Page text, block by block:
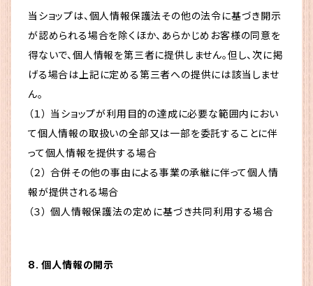
当ショップは、個人情報保護法その他の法令に基づき開示
が認められる場合を除くほか、あらかじめお客様の同意を
得ないで、個人情報を第三者に提供しません。但し、次に掲
げる場合は上記に定める第三者への提供には該当しませ
ん。
（１） 当ショップが利用目的の達成に必要な範囲内におい
て個人情報の取扱いの全部又は一部を委託することに伴
って個人情報を提供する場合
（２） 合併その他の事由による事業の承継に伴って個人情
報が提供される場合
（３） 個人情報保護法の定めに基づき共同利用する場合
8. 個人情報の開示